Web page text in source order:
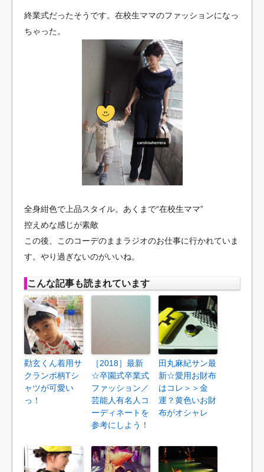
終業式だったそうです。在校生ママのファッションになっ
ちゃった。
全身紺色で上品スタイル。あくまで“在校生ママ”
控えめな感じが素敵
この後、このコーデのままラジオのお仕事に行かれていま
す。やり過ぎないのがいいね。
こんな記事も読まれています
勸玄くん着用サ
クランボ柄Tシ
ャツが可愛い
っ！
［2018］最新
☆卒園式卒業式
ファッション／
芸能人有名人コ
ーディネートを
参考にしよう！
田丸麻紀サン最
新☆愛用お財布
はコレ＞＞金
運？黄色いお財
布がオシャレ